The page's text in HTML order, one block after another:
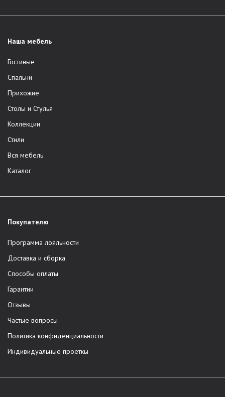
Наша мебель
Гостиные
Спальни
Прихожие
Столы и Стулья
Коллекции
Стили
Вся мебель
Каталог
Покупателю
Программа лояльности
Доставка и сборка
Способы оплаты
Гарантии
Отзывы
Частые вопросы
Политика конфиденциальности
Индивидуальные проеткы